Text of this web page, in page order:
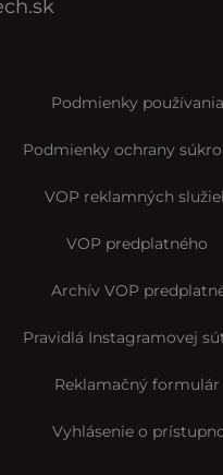
Podmienky používania
Podmienky ochrany
VOP reklamných
VOP predplatného
Archív VOP
Pravidlá Instagramovej
Reklamačný formulár
Vyhlásenie o